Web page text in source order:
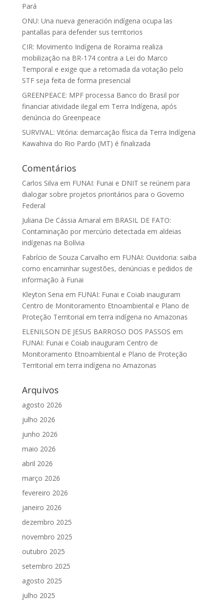
Pará
ONU: Una nueva generación indígena ocupa las
pantallas para defender sus territorios
CIR: Movimento Indígena de Roraima realiza
mobilização na BR-174 contra a Lei do Marco
Temporal e exige que a retomada da votação pelo
STF seja feita de forma presencial
GREENPEACE: MPF processa Banco do Brasil por
financiar atividade ilegal em Terra Indígena, após
denúncia do Greenpeace
SURVIVAL: Vitória: demarcação física da Terra Indígena
Kawahiva do Rio Pardo (MT) é finalizada
Comentários
Carlos Silva em FUNAI: Funai e DNIT se reúnem para
dialogar sobre projetos prioritários para o Governo
Federal
Juliana De Cássia Amaral em BRASIL DE FATO:
Contaminação por mercúrio detectada em aldeias
indígenas na Bolívia
Fabrício de Souza Carvalho em FUNAI: Ouvidoria: saiba
como encaminhar sugestões, denúncias e pedidos de
informação à Funai
Kleyton Sena em FUNAI: Funai e Coiab inauguram
Centro de Monitoramento Etnoambiental e Plano de
Proteção Territorial em terra indígena no Amazonas
ELENILSON DE JESUS BARROSO DOS PASSOS em
FUNAI: Funai e Coiab inauguram Centro de
Monitoramento Etnoambiental e Plano de Proteção
Territorial em terra indígena no Amazonas
Arquivos
agosto 2026
julho 2026
junho 2026
maio 2026
abril 2026
março 2026
fevereiro 2026
janeiro 2026
dezembro 2025
novembro 2025
outubro 2025
setembro 2025
agosto 2025
julho 2025